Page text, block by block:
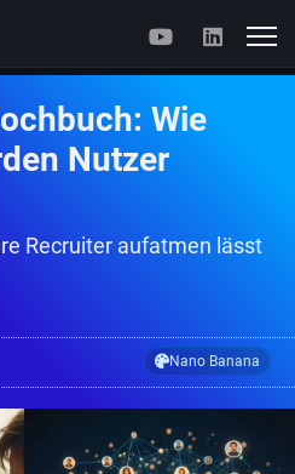
Wie
Nutzer
Recruiter aufatmen lässt
Nano Banana